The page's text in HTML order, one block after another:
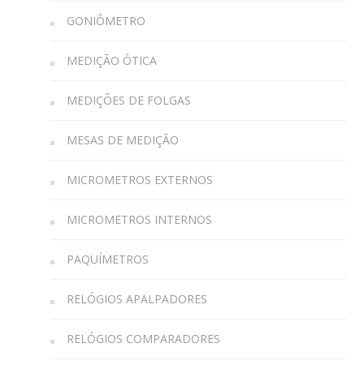
GONIÔMETRO
MEDIÇÃO ÓTICA
MEDIÇÕES DE FOLGAS
MESAS DE MEDIÇÃO
MICROMETROS EXTERNOS
MICROMETROS INTERNOS
PAQUÍMETROS
RELÓGIOS APALPADORES
RELÓGIOS COMPARADORES